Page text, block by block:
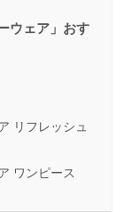
ウェア」おす
リフレッシュ
ワンピース